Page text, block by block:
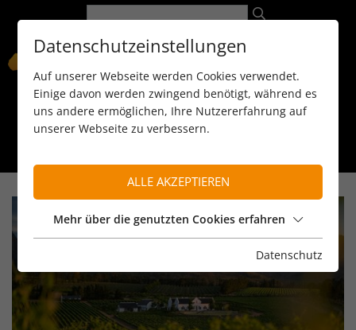
089 / 8 11 90 15
Datenschutzeinstellungen
Auf unserer Webseite werden Cookies verwendet.
Einige davon werden zwingend benötigt, während es
uns andere ermöglichen, Ihre Nutzererfahrung auf
unserer Webseite zu verbessern.
ALLE AKZEPTIEREN
Mehr über die genutzten Cookies erfahren
Datenschutz